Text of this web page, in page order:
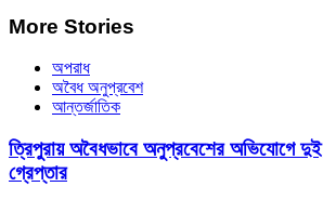
More Stories
অপরাধ
অবৈধ অনুপ্রবেশ
আন্তর্জাতিক
ত্রিপুরায় অবৈধভাবে অনুপ্রবেশের অভিযোগে দুই
গ্রেপ্তার